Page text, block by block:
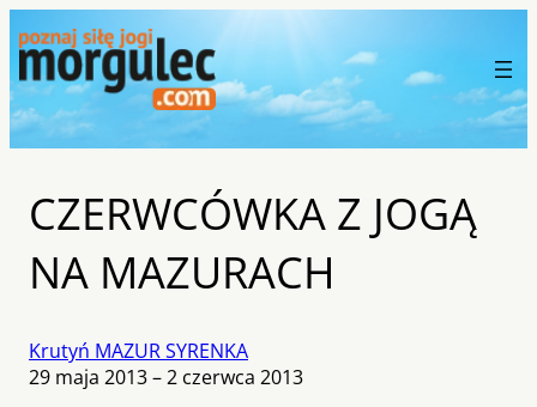
CZERWCÓWKA Z JOGĄ
NA MAZURACH
Krutyń MAZUR SYRENKA
29 maja 2013 – 2 czerwca 2013